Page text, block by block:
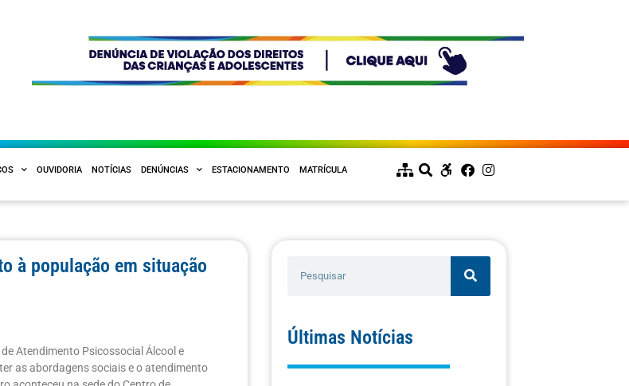
OUVIDORIA NOTÍCIAS DENÚNCIAS ESTACIONAMENTO MATRÍCULA
à população em situação
Atendimento Psicossocial Álcool e
as abordagens sociais e o atendimento
Últimas Notícias